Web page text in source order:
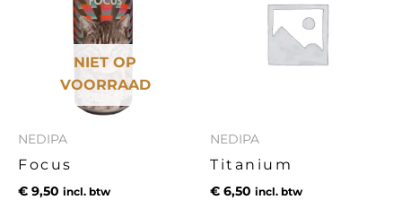
NIET OP
VOORRAAD
NEDIPA
Focus
€ 9,50 incl. btw
NEDIPA
Titanium
€ 6,50 incl. btw